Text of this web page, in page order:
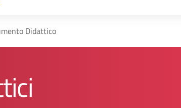
Didattico